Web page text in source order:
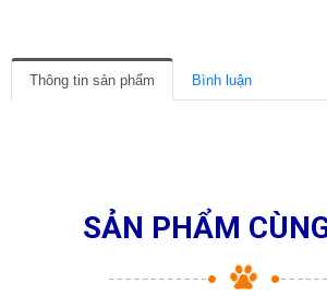
Thông tin sản phẩm Bình luận
SẢN PHẨM